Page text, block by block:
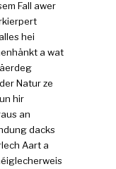
Fall awer
hei
a wat
Natur ze
hir
an
dacks
Aart a